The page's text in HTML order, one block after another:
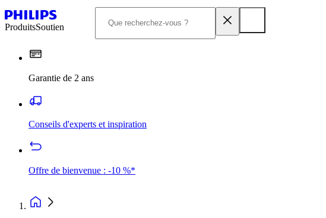
ProduitsSoutien
Garantie de 2 ans
Conseils d'experts et inspiration
Offre de bienvenue : -10 %*